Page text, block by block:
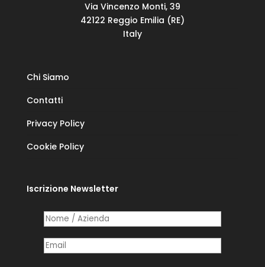
Via Vincenzo Monti, 39
42122 Reggio Emilia (RE)
Italy
Chi Siamo
Contatti
Privacy Policy
Cookie Policy
Iscrizione Newsletter
Nome /​ Azienda
Posta elettronica